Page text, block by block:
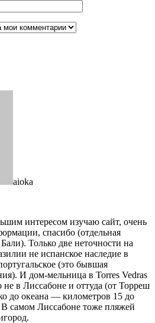
aioka
интересом изучаю сайт, очень
спасибо (отдельная
Только две неточности на
не испанское наследие в
(это бывшая
И дом-мельница в Torres Vedras
в Лиссабоне и оттуда (от Торреш
до океана — километров 15 до
самом Лиссабоне тоже пляжей